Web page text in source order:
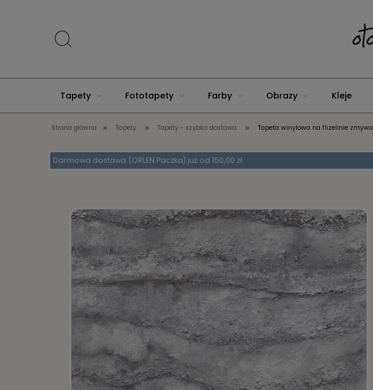
Tapety Fototapety Farby Obrazy Kleje
Akcesoria do domu
Strona główna » Tapety » Tapety - szybka dostawa » Tapeta winylowa na flizelinie
Darmowa dostawa (ORLEN Paczka) już od 150,00 zł.